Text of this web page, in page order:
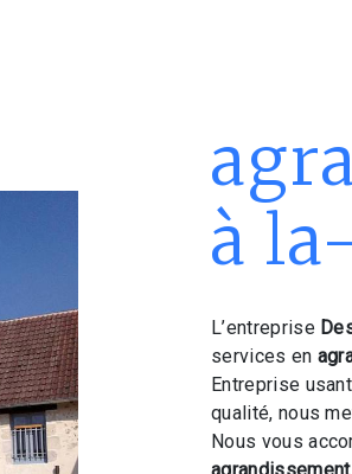
à
L’entreprise
services en
Entreprise
qualité, nous
Nous vous